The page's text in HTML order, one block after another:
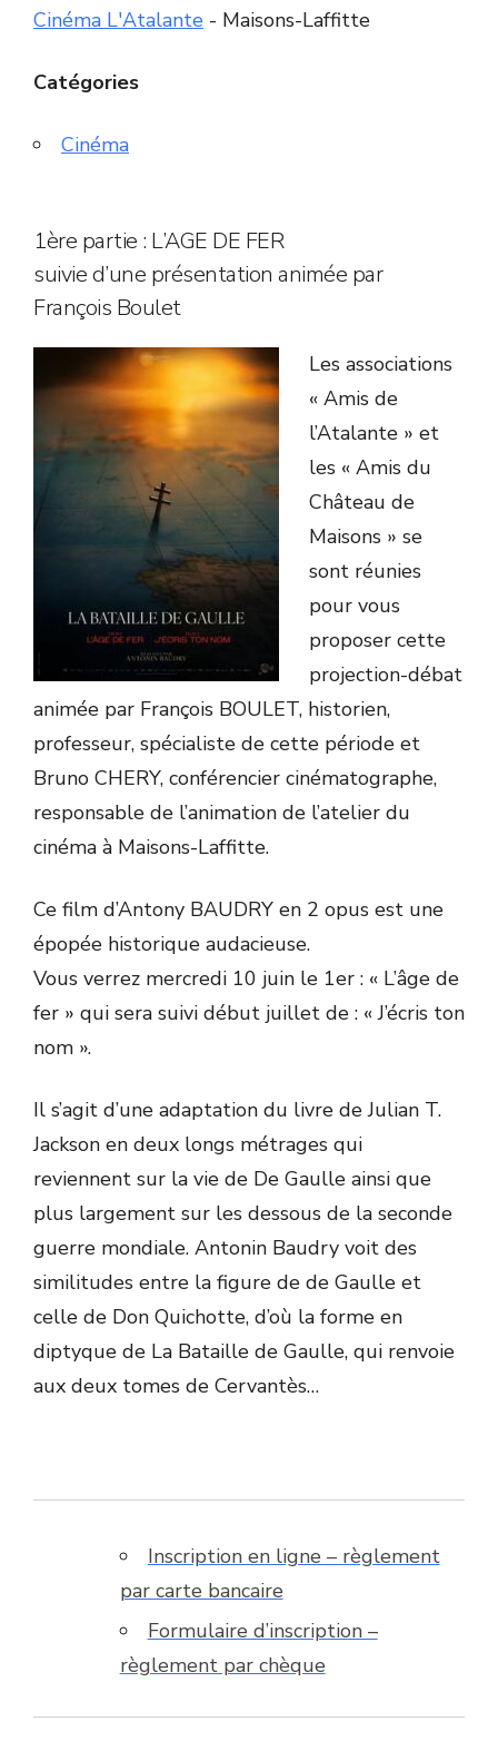
Cinéma L'Atalante - Maisons-Laffitte
Catégories
Cinéma
1ère partie : L’AGE DE FER
suivie d’une présentation animée par
François Boulet
Les associations
« Amis de
l’Atalante » et
les « Amis du
Château de
Maisons » se
sont réunies
pour vous
proposer cette
projection-débat
animée par François BOULET, historien,
professeur, spécialiste de cette période et
Bruno CHERY, conférencier cinématographe,
responsable de l’animation de l’atelier du
cinéma à Maisons-Laffitte.
Ce film d’Antony BAUDRY en 2 opus est une
épopée historique audacieuse.
Vous verrez mercredi 10 juin le 1er : « L’âge de
fer » qui sera suivi début juillet de : « J’écris ton
nom ».
Il s’agit d’une adaptation du livre de Julian T.
Jackson en deux longs métrages qui
reviennent sur la vie de De Gaulle ainsi que
plus largement sur les dessous de la seconde
guerre mondiale. Antonin Baudry voit des
similitudes entre la figure de de Gaulle et
celle de Don Quichotte, d’où la forme en
diptyque de La Bataille de Gaulle, qui renvoie
aux deux tomes de Cervantès…
Inscription en ligne – règlement
par carte bancaire
Formulaire d’inscription –
règlement par chèque